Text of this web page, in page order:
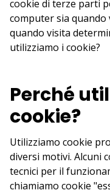
cookie di terze parti
computer sia
quando visita
utilizziamo i cookie?
Perché
cookie?
Utilizziamo cookie
diversi motivi. Alcuni
tecnici per il
chiamiamo cookie